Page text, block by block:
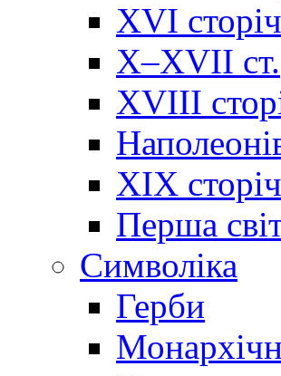
XVI
X–XVII ст.
XVIII
XIX
Перша
Cимволіка
Герби